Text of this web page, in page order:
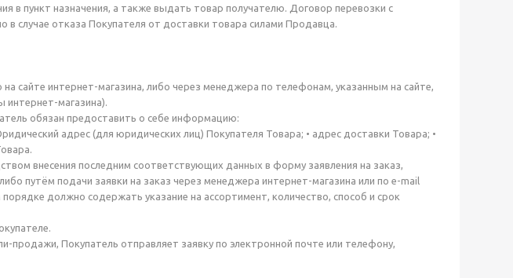
в пункт назначения, а также выдать товар получателю. Договор перевозки с
случае отказа Покупателя от доставки товара силами Продавца.
сайте интернет-магазина, либо через менеджера по телефонам, указанным на сайте,
интернет-магазина).
обязан предоставить о себе информацию:
адрес (для юридических лиц) Покупателя Товара; • адрес доставки Товара; •
внесения последним соответствующих данных в форму заявления на заказ,
путём подачи заявки на заказ через менеджера интернет-магазина или по e-mail
должно содержать указание на ассортимент, количество, способ и срок
продажи, Покупатель отправляет заявку по электронной почте или телефону,